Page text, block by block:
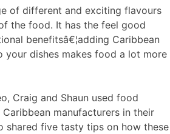
of different and exciting flavours
the food. It has the feel good
benefitsâ€¦adding Caribbean
your dishes makes food a lot more
Craig and Shaun used food
manufacturers in their
shared five tasty tips on how these